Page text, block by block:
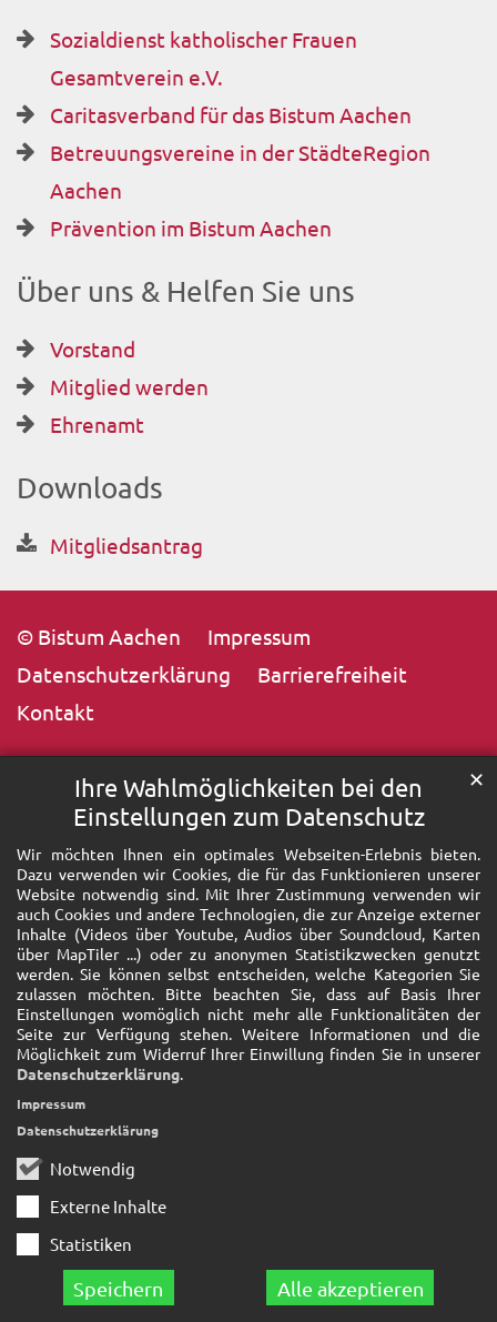
Ihre Wahlmöglichkeiten bei den
Einstellungen zum Datenschutz
Wir möchten Ihnen ein optimales Webseiten-Erlebnis bieten.
Dazu verwenden wir Cookies, die für das Funktionieren unserer
Website notwendig sind. Mit Ihrer Zustimmung verwenden wir
auch Cookies und andere Technologien, die zur Anzeige externer
Inhalte (Videos über Youtube, Audios über Soundcloud, Karten
über MapTiler ...) oder zu anonymen Statistikzwecken genutzt
werden. Sie können selbst entscheiden, welche Kategorien Sie
zulassen möchten. Bitte beachten Sie, dass auf Basis Ihrer
Einstellungen womöglich nicht mehr alle Funktionalitäten der
Seite zur Verfügung stehen. Weitere Informationen und die
Möglichkeit zum Widerruf Ihrer Einwillung finden Sie in unserer
Datenschutzerklärung.
Notwendig
Externe Inhalte
Statistiken
Speichern Alle akzeptieren
✕
Impressum
Datenschutzerklärung
Sozialdienst katholischer Frauen
Gesamtverein e.V.
Caritasverband für das Bistum Aachen
Betreuungsvereine in der StädteRegion
Aachen
Prävention im Bistum Aachen
Über uns & Helfen Sie uns
Vorstand
Mitglied werden
Ehrenamt
Downloads
Mitgliedsantrag
© Bistum Aachen
Impressum
Datenschutzerklärung
Barrierefreiheit
Kontakt